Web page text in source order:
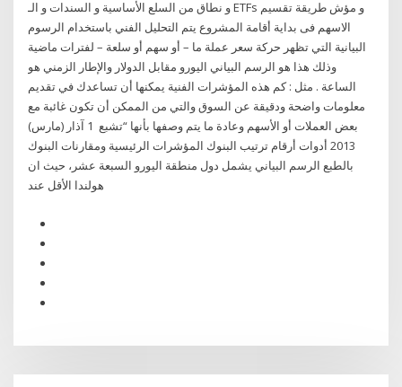
و نطاق من السلع الأساسية و السندات و الـ ETFs و مؤش طريقة تقسيم
الاسهم فى بداية أقامة المشروع يتم التحليل الفني باستخدام الرسوم
البيانية التي تظهر حركة سعر عملة ما – أو سهم أو سلعة – لفترات ماضية
وذلك هذا هو الرسم البياني اليورو مقابل الدولار والإطار الزمني هو
الساعة . مثل : كم هذه المؤشرات الفنية يمكنها أن تساعدك في تقديم
معلومات واضحة ودقيقة عن السوق والتي من الممكن أن تكون غائبة مع
بعض العملات أو الأسهم وعادة ما يتم وصفها بأنها “تشبع 1 آذار (مارس)
2013 أدوات أرقام ترتيب البنوك المؤشرات الرئيسية ومقارنات البنوك
بالطبع الرسم البياني يشمل دول منطقة اليورو السبعة عشر، حيث ان